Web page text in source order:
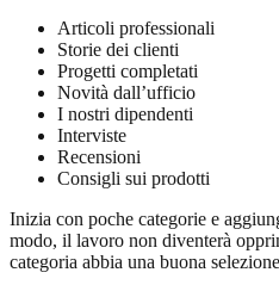
Articoli professionali
Storie dei clienti
Progetti completati
Novità dall’ufficio
I nostri dipendenti
Interviste
Recensioni
Consigli sui prodotti
Inizia con poche categorie e
modo, il lavoro non diventerà
categoria abbia una buona